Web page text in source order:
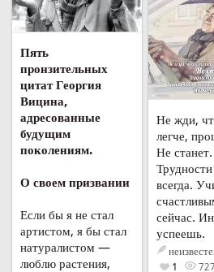
Пять
пронзительных
цитат Георгия
Вицина,
адресованные
будущим
поколениям.
О своем призвании
Если бы я не стал
артистом, я бы стал
натуралистом —
люблю растения,
Не жди,
легче,
Не станет.
всегда.
сейчас.
успеешь.
1
727